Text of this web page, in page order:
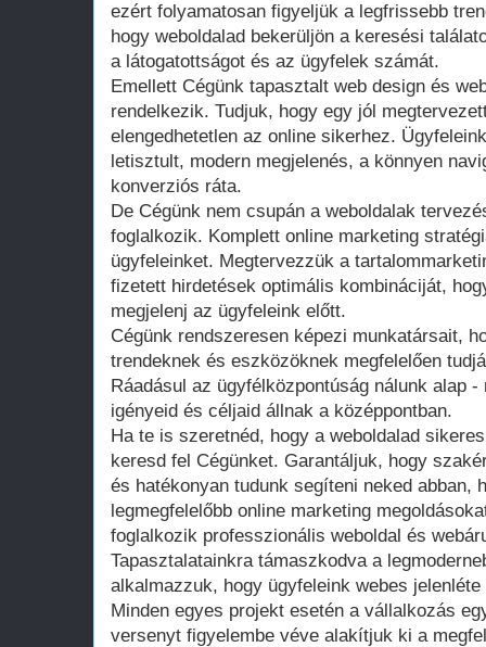
ezért folyamatosan figyeljük a legfrissebb
hogy weboldalad bekerüljön a keresési
a látogatottságot és az ügyfelek számát.
Emellett Cégünk tapasztalt web design és
rendelkezik. Tudjuk, hogy egy jól
elengedhetetlen az online sikerhez.
letisztult, modern megjelenés, a könnyen
konverziós ráta.
De Cégünk nem csupán a weboldalak
foglalkozik. Komplett online marketing
ügyfeleinket. Megtervezzük a
fizetett hirdetések optimális kombináciját,
megjelenj az ügyfeleink előtt.
Cégünk rendszeresen képezi munkatársait,
trendeknek és eszközöknek megfelelően
Ráadásul az ügyfélközpontúság nálunk alap
igényeid és céljaid állnak a középpontban.
Ha te is szeretnéd, hogy a weboldalad
keresd fel Cégünket. Garantáljuk, hogy
és hatékonyan tudunk segíteni neked abban,
legmegfelelőbb online marketing
foglalkozik professzionális weboldal és
Tapasztalatainkra támaszkodva a
alkalmazzuk, hogy ügyfeleink webes
Minden egyes projekt esetén a vállalkozás
versenyt figyelembe véve alakítjuk ki a